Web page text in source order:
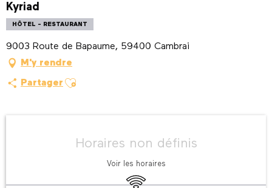
Kyriad
HÔTEL - RESTAURANT
9003 Route de Bapaume, 59400 Cambrai
M'y rendre
Partager Ajouter aux favoris
Horaires non définis
Voir les horaires
WiFi